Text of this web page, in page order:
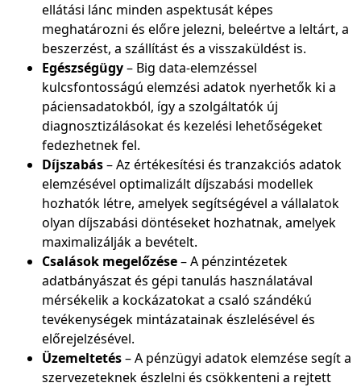
ellátási lánc minden aspektusát képes
meghatározni és előre jelezni, beleértve a leltárt, a
beszerzést, a szállítást és a visszaküldést is.
Egészségügy– Big data-elemzéssel
kulcsfontosságú elemzési adatok nyerhetők ki a
páciensadatokból, így a szolgáltatók új
diagnosztizálásokat és kezelési lehetőségeket
fedezhetnek fel.
Díjszabás– Az értékesítési és tranzakciós adatok
elemzésével optimalizált díjszabási modellek
hozhatók létre, amelyek segítségével a vállalatok
olyan díjszabási döntéseket hozhatnak, amelyek
maximalizálják a bevételt.
Csalások megelőzése– A pénzintézetek
adatbányászat és gépi tanulás használatával
mérsékelik a kockázatokat a csaló szándékú
tevékenységek mintázatainak észlelésével és
előrejelzésével.
Üzemeltetés– A pénzügyi adatok elemzése segít a
szervezeteknek észlelni és csökkenteni a rejtett